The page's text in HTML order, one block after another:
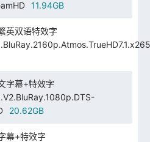
11.94GB
英双语特效字
字幕+特效字
20.62GB
幕+特效字